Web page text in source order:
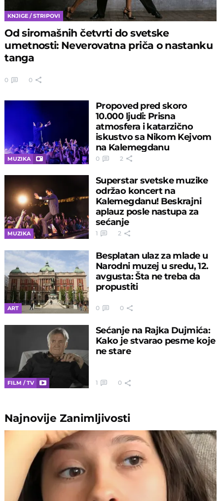
KNJIGE / STRIPOVI
Od siromašnih četvrti do svetske
umetnosti: Neverovatna priča o nastanku
tanga
0 0
MUZIKA
Propoved pred skoro
10.000 ljudi: Prisna
atmosfera i katarzično
iskustvo sa Nikom Kejvom
na Kalemegdanu
0 2
MUZIKA
Superstar svetske muzike
održao koncert na
Kalemegdanu! Beskrajni
aplauz posle nastupa za
sećanje
1 2
ART
Besplatan ulaz za mlade u
Narodni muzej u sredu, 12.
avgusta: Šta ne treba da
propustiti
0 0
FILM / TV
Sećanje na Rajka Dujmića:
Kako je stvarao pesme koje
ne stare
1 0
NajnovijeZanimljivosti